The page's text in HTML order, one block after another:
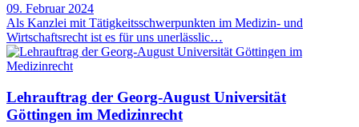
09. Februar 2024
Als Kanzlei mit Tätigkeitsschwerpunkten im Medizin- und
Wirtschaftsrecht ist es für uns unerlässlic…
Lehrauftrag der Georg-August Universität
Göttingen im Medizinrecht